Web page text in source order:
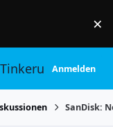
×
TinkerunityAnmelden
SanDisk: